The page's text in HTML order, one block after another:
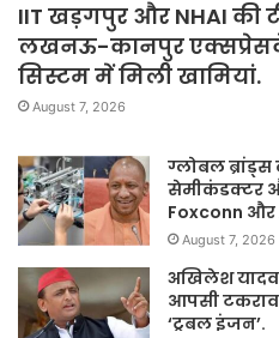
IIT खड़गपुर और NHAI की
लखनऊ-कानपुर
सिस्टम में मिली खामियां.
August 7, 2026
ग्लोबल
सेमीकंडक्टर
Foxconn और
August 7, 2026
अखिलेश
आपसी टकराव
‘ट्रबल इंजन’.